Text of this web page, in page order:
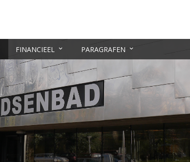
FINANCIEEL PARAGRAFEN